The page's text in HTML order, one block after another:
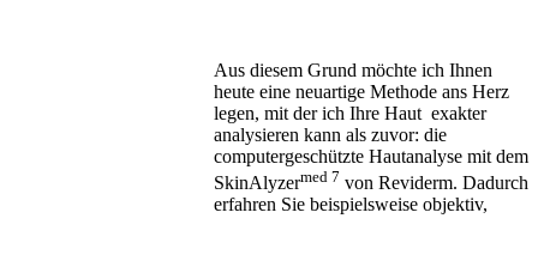
Aus diesem Grund möchte ich Ihnen
heute eine neuartige Methode ans Herz
legen, mit der ich Ihre Haut exakter
analysieren kann als zuvor: die
computergeschützte Hautanalyse mit dem
SkinAlyzermed 7 von Reviderm. Dadurch
erfahren Sie beispielsweise objektiv,